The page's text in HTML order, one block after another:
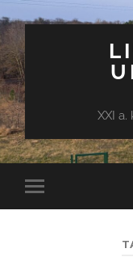
XXI
Toggle
mobile